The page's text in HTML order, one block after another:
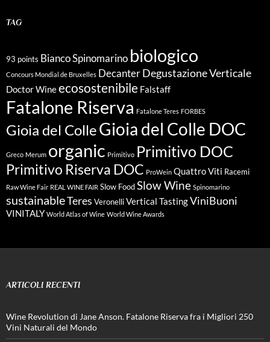
TAG
93 points Bianco Spinomarino biologico
Concours Mondial de Bruxelles DecanterDegustazione Verticale
Doctor Wineecosostenibile Falstaff
Fatalone Riserva Fatalone Teres FORBES
Gioia del ColleGioia del Colle DOC
Greco Merum organic Primitivo Primitivo DOC
Primitivo Riserva DOC ProWein Quattro Viti Racemi
Raw Wine Fair REAL WINE FAIR Slow Food Slow Wine Spinomarino
sustainableTeres VeronelliVertical TastingViniBuoni
VINITALY World Atlas of Wine World Wine Awards
ARTICOLI RECENTI
Wine Revolution di Jane Anson. Fatalone Riserva fra i Migliori 250
Vini Naturali del Mondo